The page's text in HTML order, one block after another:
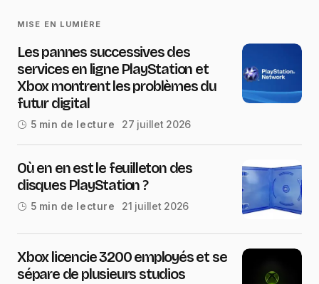
MISE EN LUMIÈRE
Les pannes successives des
services en ligne PlayStation et
Xbox montrent les problèmes du
futur digital
5 min de lecture 27 juillet 2026
Où en en est le feuilleton des
disques PlayStation ?
5 min de lecture 21 juillet 2026
Xbox licencie 3200 employés et se
sépare de plusieurs studios